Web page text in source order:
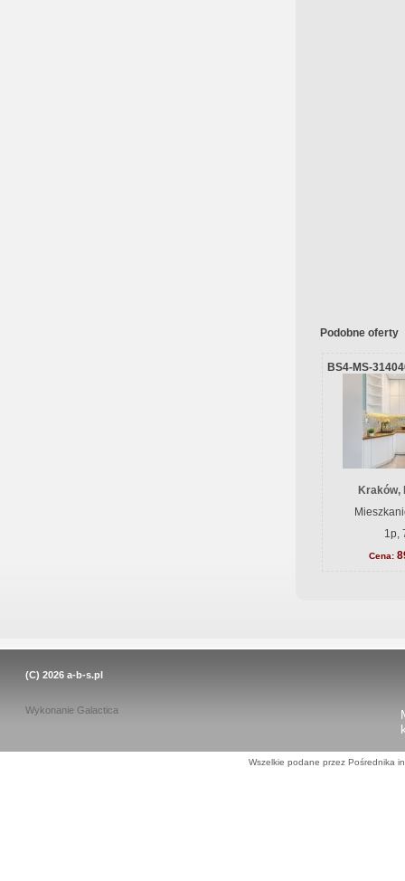
Podobne oferty
BS4-MS-
Kraków,
1p,
Cena:
(C) 2026 a-b-s.pl
Wykonanie Galactica
Wszelkie podane przez Pośrednika